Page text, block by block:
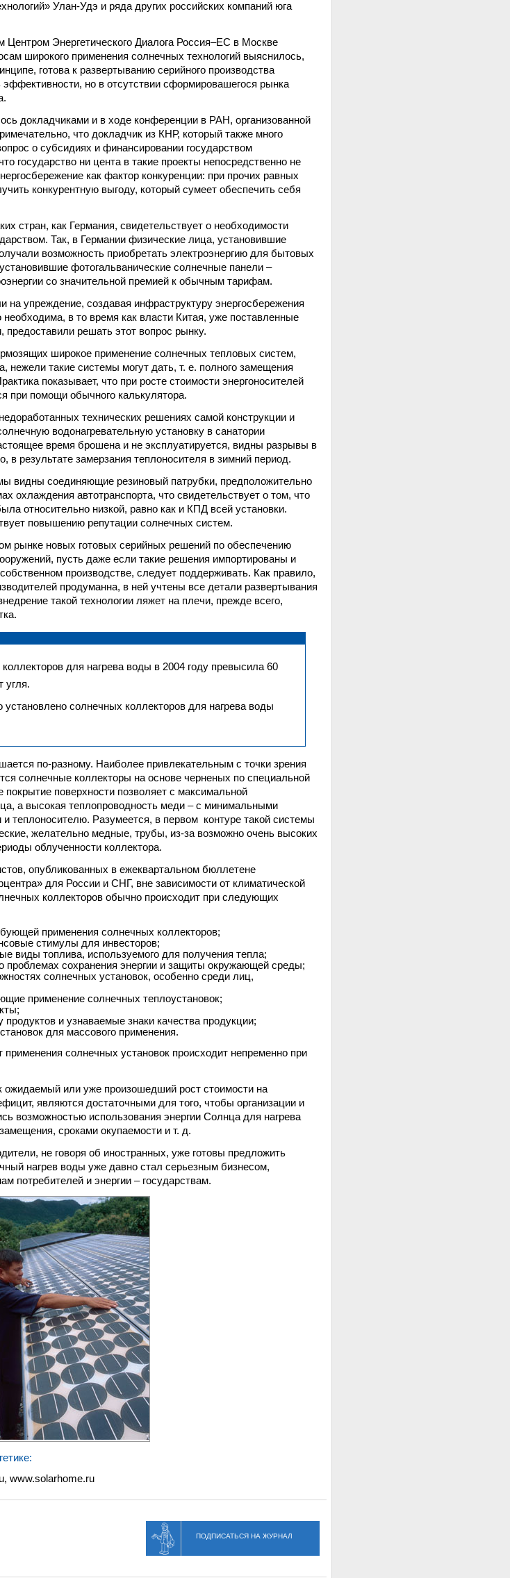
Улан-Удэ и ряда других российских компаний юга
Центром Энергетического Диалога Россия–ЕC в Москве
широкого применения солнечных технологий выяснилось,
готова к развертыванию серийного производства
но в отсутствии сформировашегося рынка
докладчиками и в ходе конференции в РАН, организованной
что докладчик из КНР, который также много
о субсидиях и финансировании государством
государство ни цента в такие проекты непосредственно не
как фактор конкуренции: при прочих равных
конкурентную выгоду, который сумеет обеспечить себя
стран, как Германия, свидетельствует о необходимости
Так, в Германии физические лица, установившие
возможность приобретать электроэнергию для бытовых
фотогальванические солнечные панели –
со значительной премией к обычным тарифам.
на упреждение, создавая инфраструктуру энергосбережения
необходима, в то время как власти Китая, уже поставленные
решать этот вопрос рынку.
широкое применение солнечных тепловых систем,
нежели такие системы могут дать, т. е. полного замещения
показывает, что при росте стоимости энергоносителей
при помощи обычного калькулятора.
технических решениях самой конструкции и
водонагревательную установку в санатории
время брошена и не эксплуатируется, видны разрывы в
в результате замерзания теплоносителя в зимний период.
видны соединяющие резиновый патрубки, предположительно
охлаждения автотранспорта, что свидетельствует о том, что
относительно низкой, равно как и КПД всей установки.
повышению репутации солнечных систем.
рынке новых готовых серийных решений по обеспечению
пусть даже если такие решения импортированы и
производстве, следует поддерживать. Как правило,
продуманна, в ней учтены все детали развертывания
такой технологии ляжет на плечи, прежде всего,
для нагрева воды в 2004 году превысила 60
угля.
солнечных коллекторов для нагрева воды
по-разному. Наиболее привлекательным с точки зрения
солнечные коллекторы на основе черненых по специальной
поверхности позволяет с максимальной
а высокая теплопроводность меди – с минимальными
теплоносителю. Разумеется, в первом контуре такой системы
желательно медные, трубы, из-за возможно очень высоких
облученности коллектора.
опубликованных в ежеквартальном бюллетене
для России и СНГ, вне зависимости от климатической
коллекторов обычно происходит при следующих
применения солнечных коллекторов;
стимулы для инвесторов;
виды топлива, используемого для получения тепла;
сохранения энергии и защиты окружающей среды;
солнечных установок, особенно среди лиц,
применение солнечных теплоустановок;
продуктов и узнаваемые знаки качества продукции;
для массового применения.
солнечных установок происходит непременно при
ожидаемый или уже произошедший рост стоимости на
являются достаточными для того, чтобы организации и
возможностью использования энергии Солнца для нагрева
сроками окупаемости и т. д.
не говоря об иностранных, уже готовы предложить
нагрев воды уже давно стал серьезным бизнесом,
потребителей и энергии – государствам.
www.solarhome.ru
ПОДПИСАТЬСЯ НА ЖУРНАЛ